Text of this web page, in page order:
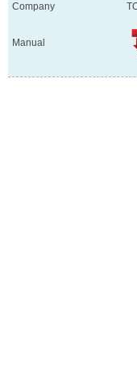
Company
Manual